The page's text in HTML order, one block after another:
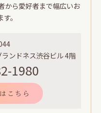
から愛好者まで幅広いお
。
ンドネス渋谷ビル 4階
1980
こちら